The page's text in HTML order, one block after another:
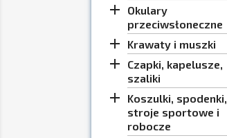
Okulary
przeciwsłoneczne

Krawaty i muszki

Czapki, kapelusze,
szaliki

Koszulki, spodenki,
stroje sportowe i
robocze
